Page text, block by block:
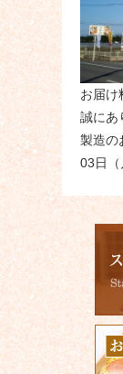
お届け
誠にあ
製造の
03日（